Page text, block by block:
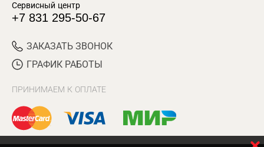
Сервисный центр
+7 831 295-50-67
ЗАКАЗАТЬ ЗВОНОК
ГРАФИК РАБОТЫ
ПРИНИМАЕМ К ОПЛАТЕ